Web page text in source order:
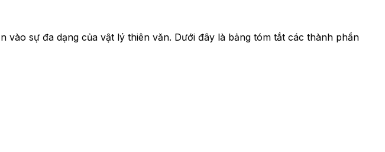
sự đa dạng của vật lý thiên văn. Dưới đây là bảng tóm tắt các thành phần